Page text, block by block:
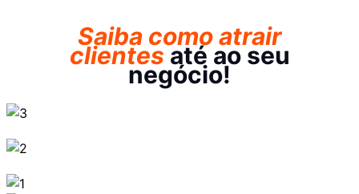
Saiba como atrair
clientesaté ao seu
negócio!